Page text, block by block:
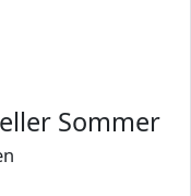
Sommer